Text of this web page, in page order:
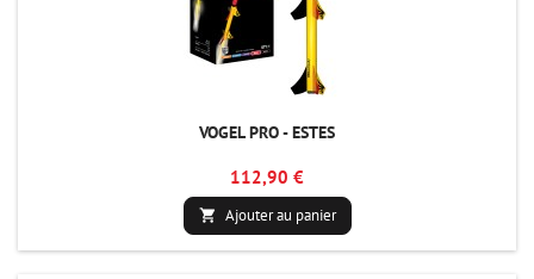
VOGEL PRO - ESTES
112,90 €
 Ajouter au panier